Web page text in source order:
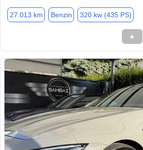
27.013 km Benzin 320 kw (435 PS)
★